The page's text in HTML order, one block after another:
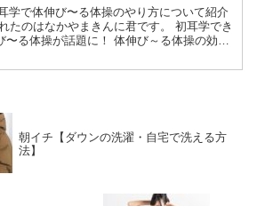
学で体伸び〜る体操のやり方について紹介
たのはなかやまきんに君です。 初耳学でき
〜る体操が話題に！ 体伸び～る体操の効果
朝イチ【ダウンの洗濯・自宅で洗える方
法】